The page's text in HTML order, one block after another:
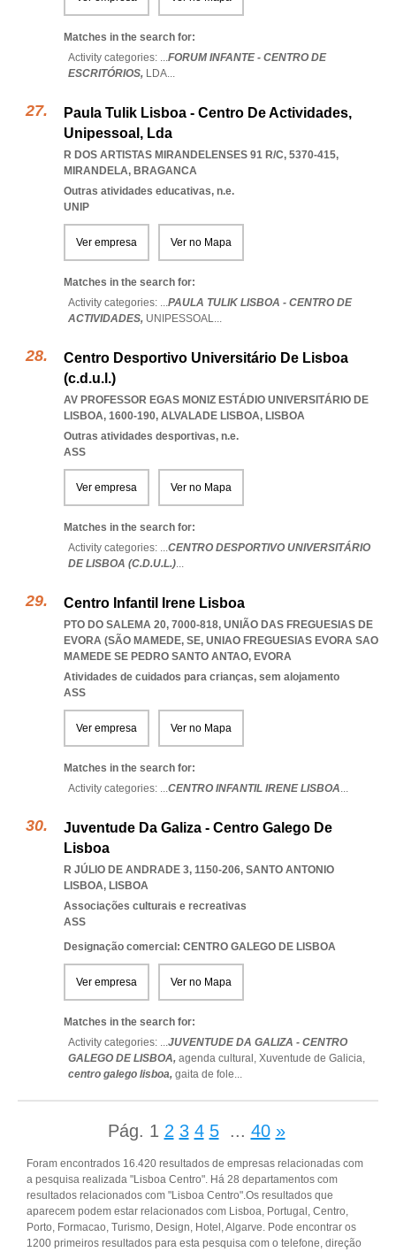
Matches in the search for:
Activity categories: ...FORUM INFANTE - CENTRO DE
ESCRITÓRIOS, LDA...
Paula Tulik Lisboa - Centro De Actividades,
Unipessoal, Lda
R DOS ARTISTAS MIRANDELENSES 91 R/C, 5370-415,
MIRANDELA, BRAGANCA
Outras atividades educativas, n.e.
UNIP
Ver empresa Ver no Mapa
Matches in the search for:
Activity categories: ...PAULA TULIK LISBOA - CENTRO DE
ACTIVIDADES, UNIPESSOAL...
Centro Desportivo Universitário De Lisboa
(c.d.u.l.)
AV PROFESSOR EGAS MONIZ ESTÁDIO UNIVERSITÁRIO DE
LISBOA, 1600-190, ALVALADE LISBOA, LISBOA
Outras atividades desportivas, n.e.
ASS
Ver empresa Ver no Mapa
Matches in the search for:
Activity categories: ...CENTRO DESPORTIVO UNIVERSITÁRIO
DE LISBOA (C.D.U.L.)...
Centro Infantil Irene Lisboa
PTO DO SALEMA 20, 7000-818, UNIÃO DAS FREGUESIAS DE
EVORA (SÃO MAMEDE, SE, UNIAO FREGUESIAS EVORA SAO
MAMEDE SE PEDRO SANTO ANTAO, EVORA
Atividades de cuidados para crianças, sem alojamento
ASS
Ver empresa Ver no Mapa
Matches in the search for:
Activity categories: ...CENTRO INFANTIL IRENE LISBOA...
Juventude Da Galiza - Centro Galego De
Lisboa
R JÚLIO DE ANDRADE 3, 1150-206, SANTO ANTONIO
LISBOA, LISBOA
Associações culturais e recreativas
ASS
Designação comercial: CENTRO GALEGO DE LISBOA
Ver empresa Ver no Mapa
Matches in the search for:
Activity categories: ...JUVENTUDE DA GALIZA - CENTRO
GALEGO DE LISBOA, agenda cultural, Xuventude de Galicia,
centro galego lisboa, gaita de fole...
Pág. 1 2 3 4 5 ... 40 »
Foram encontrados 16.420 resultados de empresas relacionadas com
a pesquisa realizada "Lisboa Centro". Há 28 departamentos com
resultados relacionados com "Lisboa Centro".Os resultados que
aparecem podem estar relacionados com Lisboa, Portugal, Centro,
Porto, Formacao, Turismo, Design, Hotel, Algarve. Pode encontrar os
1200 primeiros resultados para esta pesquisa com o telefone, direção